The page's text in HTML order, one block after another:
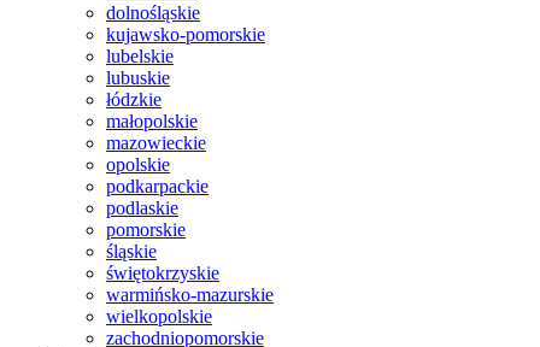
dolnośląskie
kujawsko-pomorskie
lubelskie
lubuskie
łódzkie
małopolskie
mazowieckie
opolskie
podkarpackie
podlaskie
pomorskie
śląskie
świętokrzyskie
warmińsko-mazurskie
wielkopolskie
zachodniopomorskie